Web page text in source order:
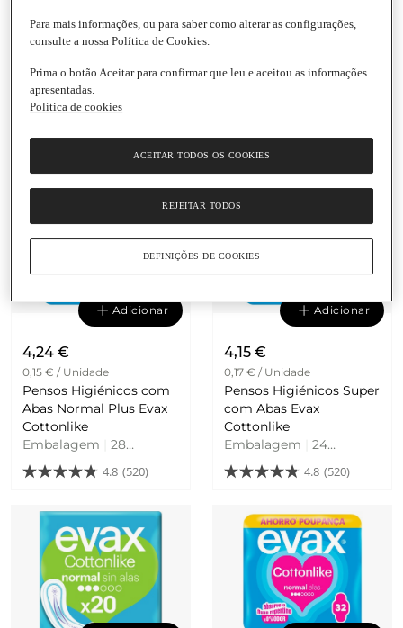
5,29 €
0,26 € / Unidade
Plus com Abas Evax
Cottonlike
Embalagem|20
Unidades
4,24 €
Abas Noite Evax
Unidades
Adicionar
4,24 €
0,15 € / Unidade
Pensos Higiénicos com
Abas Normal Plus Evax
Cottonlike
Embalagem
28
Unidades
4.8 (520)
Adicionar
4,15 €
0,17 € / Unidade
Pensos Higiénicos Super
com Abas Evax
Cottonlike
Embalagem
24
Unidades
4.8 (520)
Para mais informações, ou para saber como alterar as configurações,
consulte a nossa Política de Cookies.
Prima o botão Aceitar para confirmar que leu e aceitou as informações
apresentadas.
Política de cookies
REJEITAR TODOS
ACEITAR TODOS OS COOKIES
DEFINIÇÕES DE COOKIES